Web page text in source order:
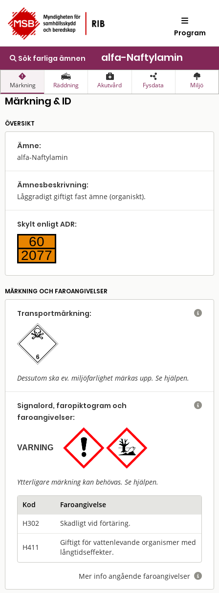
Program
Sök farliga ämnen alfa-Naftylamin
Märkning Räddning Akutvård Fysdata Miljö
Märkning & ID
ÖVERSIKT
Ämne:
alfa-Naftylamin
Ämnes­beskrivning:
Låggradigt giftigt fast ämne (organiskt).
Skylt enligt ADR:
60
2077
MÄRKNING OCH FAROANGIVELSER
Transport­märkning:
Dessutom ska ev. miljöfarlighet märkas upp. Se hjälpen.

Signalord, faropiktogram och
faroangivelser:
VARNING
Ytterligare märkning kan behövas. Se hjälpen.

Kod
Faroangivelse
H302
Skadligt vid förtäring.
H411
Giftigt för vattenlevande organismer med
långtidseffekter.
Mer info angående faroangivelser 